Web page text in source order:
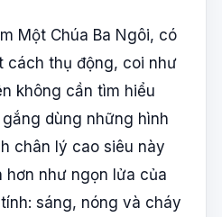
Một Chúa Ba Ngôi, có
cách thụ động, coi như
không cần tìm hiểu
dùng những hình
chân lý cao siêu này
hơn như ngọn lửa của
sáng, nóng và cháy